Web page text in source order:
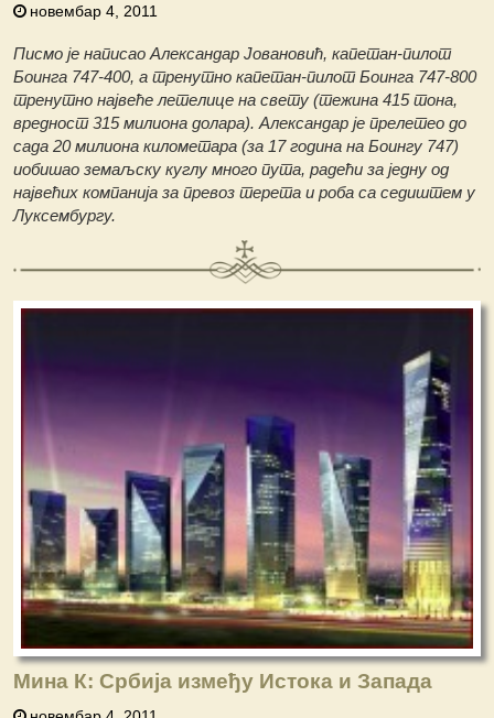
новембар 4, 2011
Писмо је написао Александар Јовановић, капетан-пилот
Боинга 747-400, а тренутно капетан-пилот Боинга 747-800
тренутно највеће летелице на свету (тежина 415 тона,
вредност 315 милиона долара). Александар је прелетео до
сада 20 милиона километара (за 17 година на Боингу 747)
иобишао земаљску куглу много пута, радећи за једну од
највећих компанија за превоз терета и роба са седиштем у
Луксембургу.
Мина К: Србија између Истока и Запада